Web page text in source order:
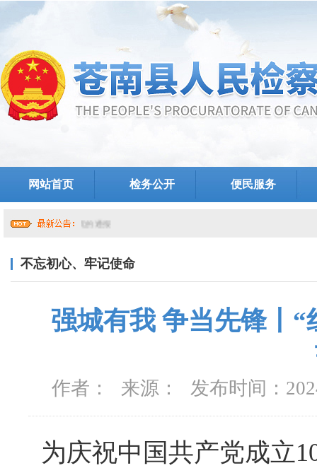
网站首页 检务公开 便民服务
不忘初心、牢记使命
强城有我 争当先锋丨“
作者： 来源： 发布时间：
为庆祝中国共产党成立